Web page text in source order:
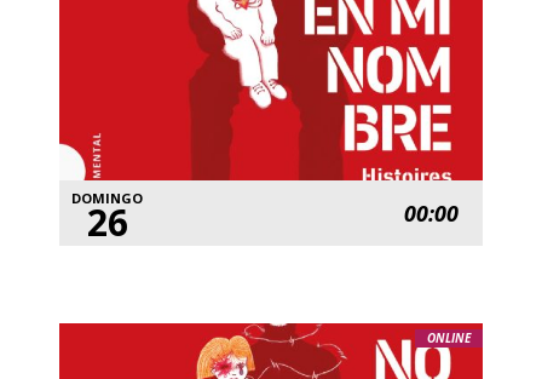
DOMINGO
26 00:00
ONLINE